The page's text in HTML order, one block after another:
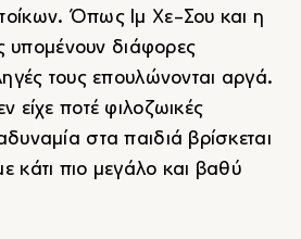
Όπως Ιμ Χε-Σου και η
υπομένουν διάφορες
τους επουλώνονται αργά.
είχε ποτέ φιλοζωικές
στα παιδιά βρίσκεται
κάτι πιο μεγάλο και βαθύ